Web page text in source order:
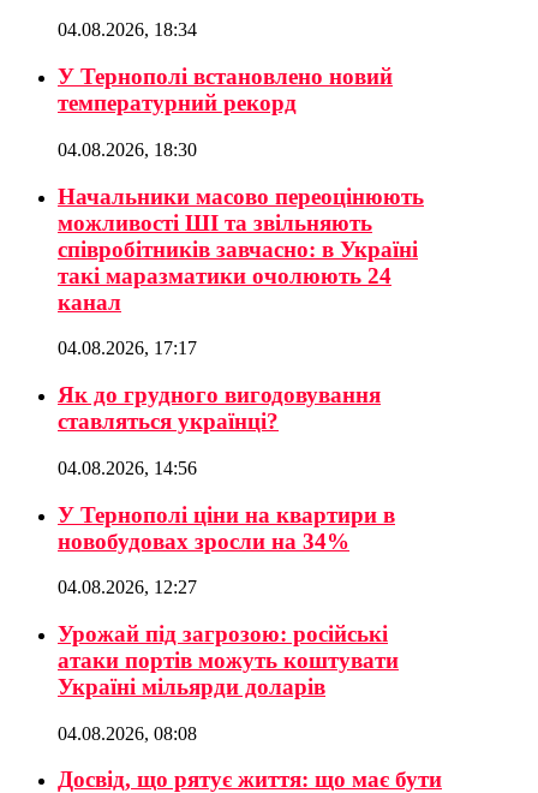
04.08.2026, 18:34
У Тернополі встановлено новий
температурний рекорд
04.08.2026, 18:30
Начальники масово переоцінюють
можливості ШІ та звільняють
співробітників завчасно: в Україні
такі маразматики очолюють 24
канал
04.08.2026, 17:17
Як до грудного вигодовування
ставляться українці?
04.08.2026, 14:56
У Тернополі ціни на квартири в
новобудовах зросли на 34%
04.08.2026, 12:27
Урожай під загрозою: російські
атаки портів можуть коштувати
Україні мільярди доларів
04.08.2026, 08:08
Досвід, що рятує життя: що має бути